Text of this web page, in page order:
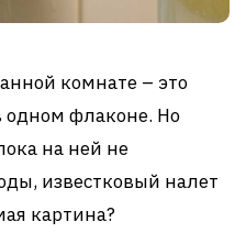
комнате – это
одном флаконе. Но
на ней не
известковый налет
картина?